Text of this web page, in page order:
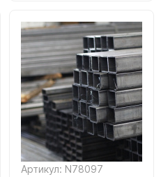
Артикул: N78097